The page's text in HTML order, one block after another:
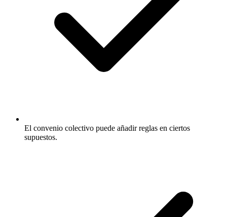
El convenio colectivo puede añadir reglas en ciertos
supuestos.